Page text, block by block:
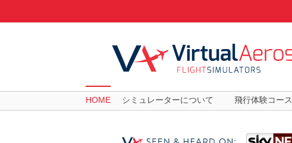
HOME シミュレーターについて 飛行体験コース